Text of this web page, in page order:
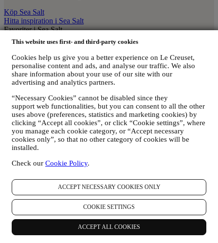
This website uses first- and third-party cookies
Cookies help us give you a better experience on Le Creuset,
personalise content and ads, and analyse our traffic. We also
share information about your use of our site with our
advertising and analytics partners.
“Necessary Cookies” cannot be disabled since they
support web functionalities, but you can consent to all the other
uses above (preferences, statistics and marketing cookies) by
clicking “Accept all cookies”, or click “Cookie settings”, where
you manage each cookie category, or “Accept necessary
cookies only”, so that no other category of cookies will be
installed.
Check our Cookie Policy.
ACCEPT NECESSARY COOKIES ONLY
COOKIE SETTINGS
ACCEPT ALL COOKIES
Köp Sea Salt
Hitta inspiration i Sea Salt
Favoriter i Sea Salt
Rektangulär ugnsform Heritage stengods
kvarnar
mugg stengods
White
White-kollektionen är cool, klassisk och modern, nästan som en ren
White är extremt lätt att matcha med befintliga färgpaletter och
hitta inspiration i white
Buffétgryta gjutjärn